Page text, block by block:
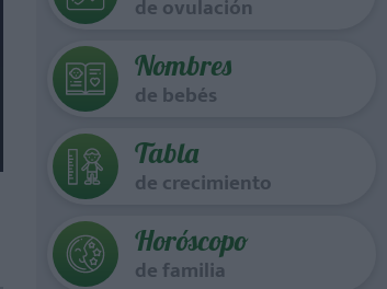
de ovulación
Nombres
de bebés
Tabla
de crecimiento
Horóscopo
de familia